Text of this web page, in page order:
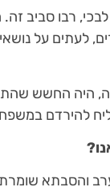
לבכי, רבו
לעתים על
היה החשש
להירדם
והסבתא